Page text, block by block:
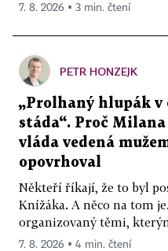
7. 8. 2026 ▪ 3 min. čtení
PETR HONZEJK
„Prolhaný hlupák v
stáda“. Proč
vláda vedená
opovrhoval
Někteří říkají, že to byl
Knížáka. A něco na tom
organizovaný těmi,
7. 8. 2026 ▪ 4 min. čtení